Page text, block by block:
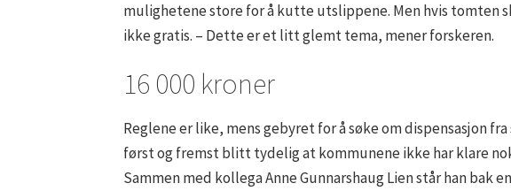
mulighetene store for å kutte utslippene. Men hvis tomten
ikke gratis. – Dette er et litt glemt tema, mener forskeren.
16 000 kroner
Reglene er like, mens gebyret for å søke om dispensasjon
først og fremst blitt tydelig at kommunene ikke har klare
Sammen med kollega Anne Gunnarshaug Lien står han